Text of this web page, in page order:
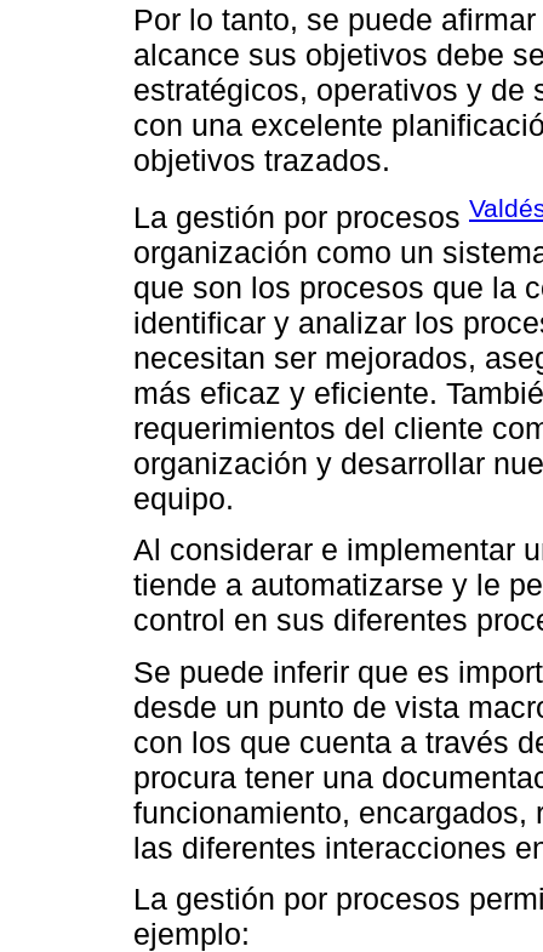
Por lo tanto, se puede
alcance sus objetivos debe
estratégicos, operativos y de
con una excelente
objetivos trazados.
La gestión por procesos
organización como un
que son los procesos que la
identificar y analizar los
necesitan ser mejorados,
más eficaz y eficiente.
requerimientos del cliente
organización y desarrollar
equipo.
Al considerar e implementar
tiende a automatizarse y le
control en sus diferentes
Se puede inferir que es
desde un punto de vista
con los que cuenta a través
procura tener una
funcionamiento,
las diferentes interacciones
La gestión por procesos
ejemplo: